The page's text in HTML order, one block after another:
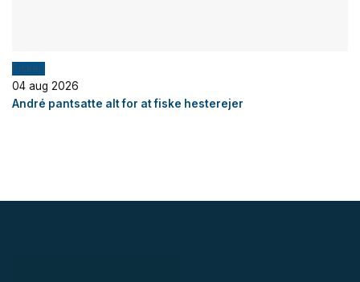
Fiskeri
04 aug 2026
André pantsatte alt for at fiske hesterejer